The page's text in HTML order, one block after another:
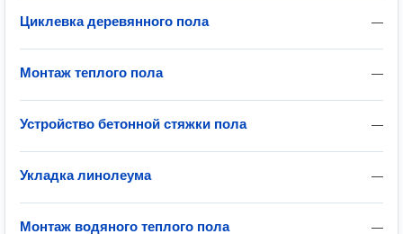
—
Циклевка деревянного пола
—
Монтаж теплого пола
—
Устройство бетонной стяжки пола
—
Укладка линолеума
—
Монтаж водяного теплого пола